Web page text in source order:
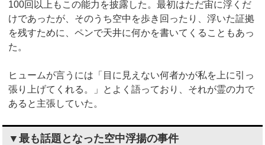
100回以上もこの能力を披露した。最初はただ宙に浮くだ
けであったが、そのうち空中を歩き回ったり、浮いた証拠
を残すために、ペンで天井に何かを書いてくることもあっ
た。
ヒュームが言うには「目に見えない何者かが私を上に引っ
張り上げてくれる。」とよく語っており、それが霊の力で
あると主張していた。
▼最も話題となった空中浮揚の事件